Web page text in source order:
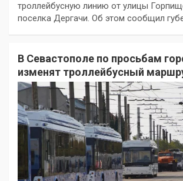
троллейбусную линию от улицы
поселка Дергачи. Об этом сообщил
В Севастополе по просьбам
изменят троллейбусный